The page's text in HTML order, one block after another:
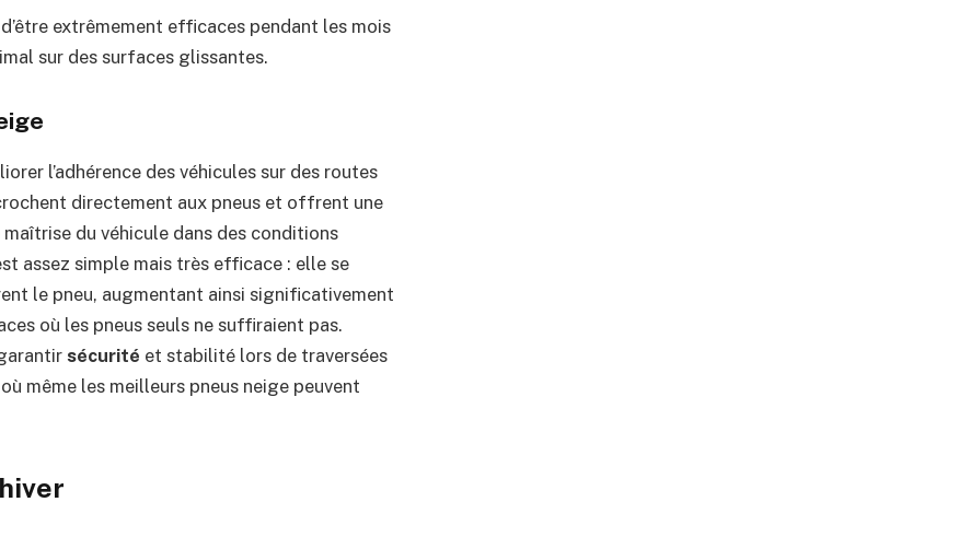
extrêmement efficaces pendant les mois
sur des surfaces glissantes.
l’adhérence des véhicules sur des routes
directement aux pneus et offrent une
du véhicule dans des conditions
assez simple mais très efficace : elle se
le pneu, augmentant ainsi significativement
où les pneus seuls ne suffiraient pas.
sécurité et stabilité lors de traversées
même les meilleurs pneus neige peuvent